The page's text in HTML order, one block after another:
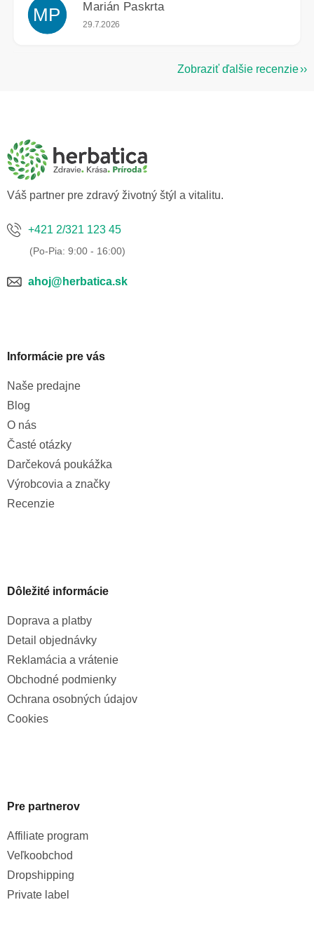
MP Marián Paskrta
Hodnotenie obchodu je 5 z 5 hviezdičiek.
29.7.2026
Zobraziť ďalšie recenzie
Váš partner pre zdravý životný štýl a vitalitu.
+421 2/321 123 45
ahoj@herbatica.sk
Informácie pre vás
Naše predajne
Blog
O nás
Časté otázky
Darčeková poukážka
Výrobcovia a značky
Recenzie
Dôležité informácie
Doprava a platby
Detail objednávky
Reklamácia a vrátenie
Obchodné podmienky
Ochrana osobných údajov
Cookies
Pre partnerov
Affiliate program
Veľkoobchod
Dropshipping
Private label